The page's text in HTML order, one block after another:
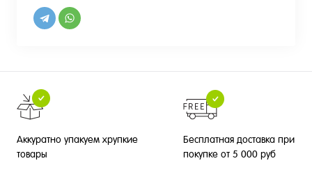
Аккуратно упакуем хрупкие
товары
Бесплатная доставка при
покупке от 5 000 руб